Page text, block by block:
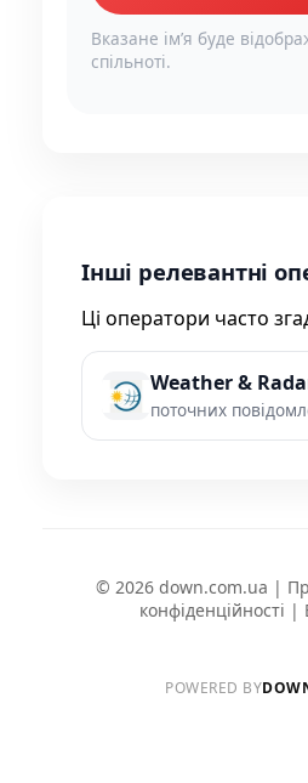
Вказане імʼя буде
спільноті.
Інші релевантні
Ці оператори часто
Weather &
поточних
© 2026 down.com.ua |
конфіденційності |
POWERED BY